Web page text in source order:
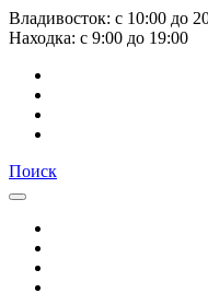
Владивосток: с 10:00 до
Находка: с 9:00 до 19:00
Поиск